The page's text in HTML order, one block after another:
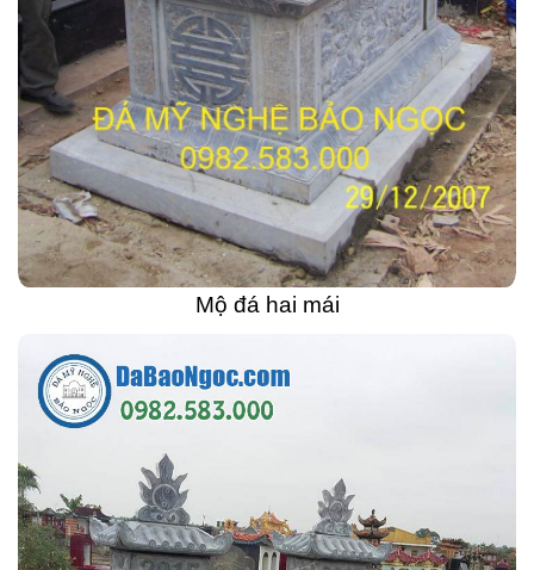
Mộ đá hai mái